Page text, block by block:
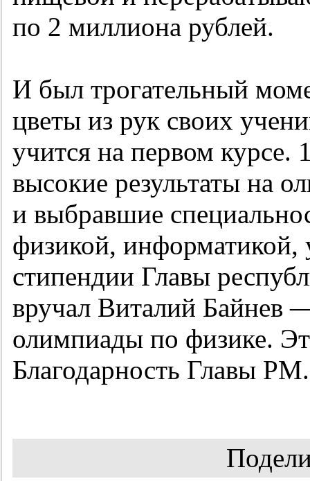
по 2 миллиона рублей.
И был трогательный
цветы из рук своих
учится на первом
высокие результаты на
и выбравшие
физикой, информатикой,
стипендии Главы
вручал Виталий Байнев
олимпиады по физике.
Благодарность Главы РМ.